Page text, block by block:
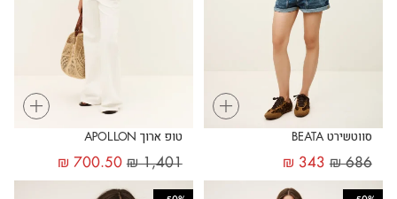
+
סווטשירט BEATA
₪686
₪ 343
+
טופ ארוך APOLLON
₪1,401
₪ 700.50